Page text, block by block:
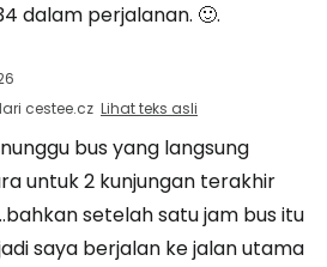
dalam perjalanan. 🙂.
cestee.cz Lihat teks asli
bus yang langsung
untuk 2 kunjungan terakhir
setelah satu jam bus itu
saya berjalan ke jalan utama